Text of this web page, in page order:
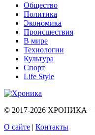
Общество
Политика
Экономика
Происшествия
В мире
Технологии
Культура
Спорт
Life Style
© 2017-2026 ХРОНИКА —
О сайте | Контакты